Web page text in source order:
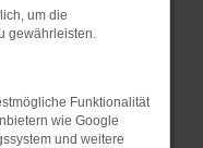
in einem
privaten
um die
gewährleisten.
Funktionalität
wie Google
und weitere